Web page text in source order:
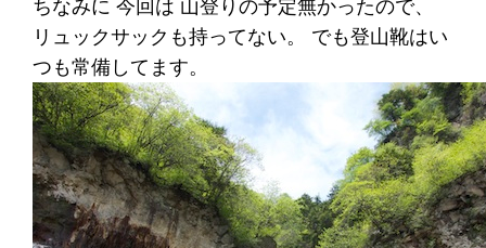
ちなみに 今回は 山登りの予定無かったので、
リュックサックも持ってない。 でも登山靴はい
つも常備してます。